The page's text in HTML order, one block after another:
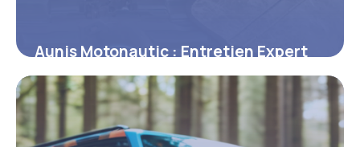
Aunis Motonautic : Entretien Expert
2026
2 février 2026